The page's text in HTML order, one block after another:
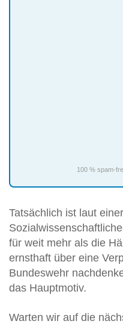
100 % spam-
Tatsächlich ist laut
für weit mehr als die
ernsthaft über eine
Bundeswehr
das Hauptmotiv.
Warten wir auf die